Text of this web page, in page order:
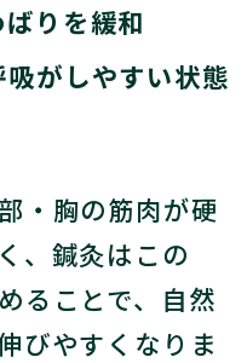
りを緩和
がしやすい状態
・胸の筋肉が硬
、鍼灸はこの
ることで、自然
びやすくなりま